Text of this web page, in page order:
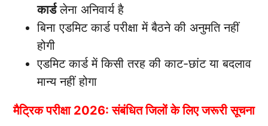
कार्डलेना अनिवार्य है
बिना एडमिट कार्ड परीक्षा में बैठने की अनुमति नहीं
होगी
एडमिट कार्ड में किसी तरह की काट-छांट या बदलाव
मान्य नहीं होगा
मैट्रिक परीक्षा 2026: संबंधित जिलों के लिए जरूरी सूचना